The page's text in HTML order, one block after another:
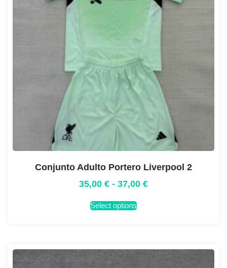
Conjunto Adulto Portero Liverpool 2
35,00 € - 37,00 €
Select options